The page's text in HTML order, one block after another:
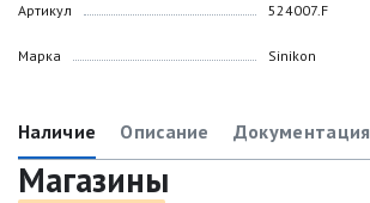
Артикул
Марка
524007.F
Sinikon
Наличие Описание Документация
Магазины